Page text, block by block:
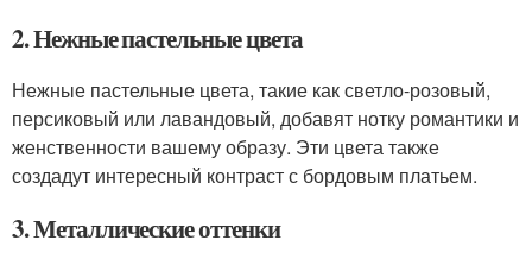
2. Нежные пастельные цвета
Нежные пастельные цвета, такие как светло-розовый,
персиковый или лавандовый, добавят нотку романтики и
женственности вашему образу. Эти цвета также
создадут интересный контраст с бордовым платьем.
3. Металлические оттенки